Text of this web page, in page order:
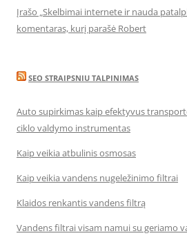
Įrašo „Skelbimai internete ir nauda
komentaras, kurį parašė Robert
SEO STRAIPSNIU TALPINIMAS
Auto supirkimas kaip efektyvus
ciklo valdymo instrumentas
Kaip veikia atbulinis osmosas
Kaip veikia vandens nugeležinimo filtrai
Klaidos renkantis vandens filtrą
Vandens filtrai visam namui su geriamo